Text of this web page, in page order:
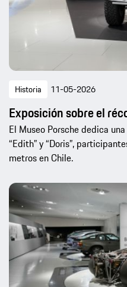
Historia 11-05-2026
Exposición sobre el
El Museo Porsche dedica
“Edith” y “Doris”,
metros en Chile.